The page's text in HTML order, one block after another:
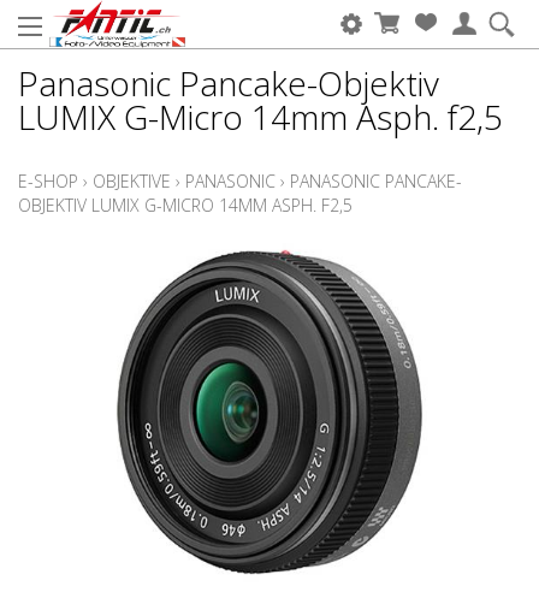
Panasonic Pancake-Objektiv
LUMIX G-Micro 14mm Asph. f2,5
E-SHOP › OBJEKTIVE › PANASONIC › PANASONIC PANCAKE-
OBJEKTIV LUMIX G-MICRO 14MM ASPH. F2,5